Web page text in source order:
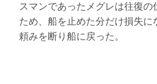
スマンであったメグレは往復の
ため、船を止めた分だけ損失に
頼みを断り船に戻った。